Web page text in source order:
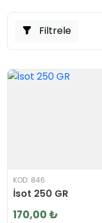
Filtrele
KOD: 846
İsot 250 GR
170,00 ₺